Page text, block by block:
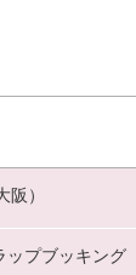
）
ップブッキング